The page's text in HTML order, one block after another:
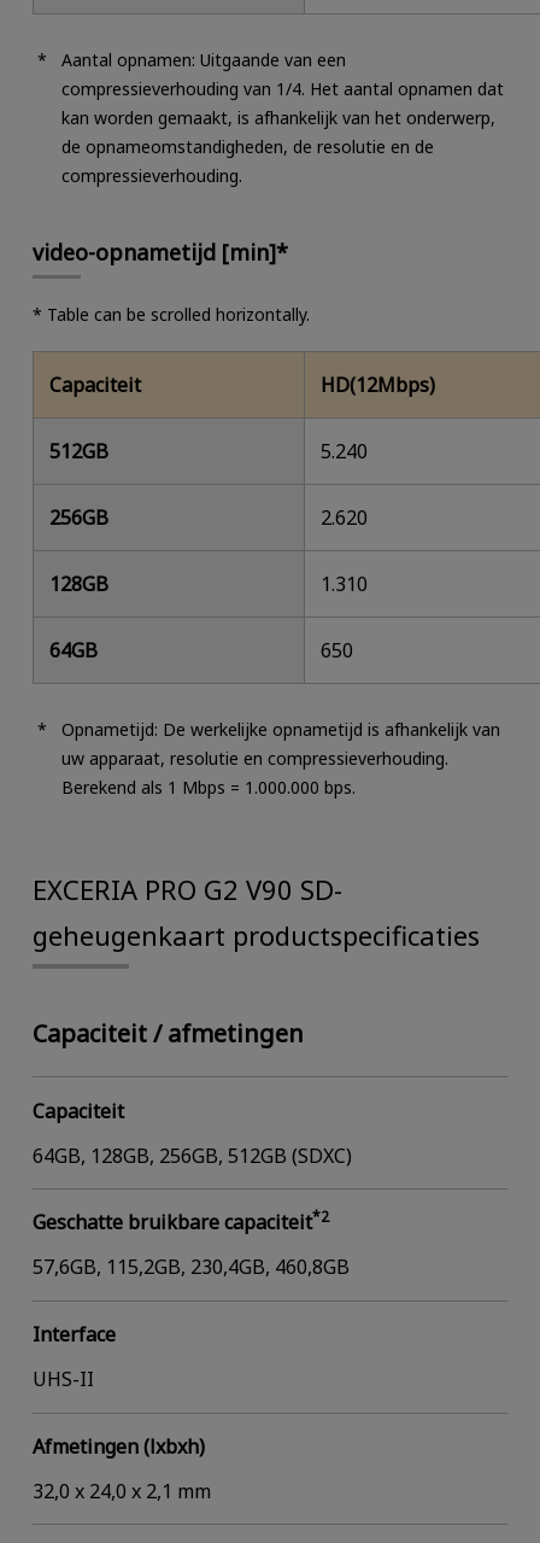
Aantal opnamen: Uitgaande van een
compressieverhouding van 1/4. Het aantal opnamen dat
kan worden gemaakt, is afhankelijk van het onderwerp,
de opnameomstandigheden, de resolutie en de
compressieverhouding.
video-opnametijd [min]*
* Table can be scrolled horizontally.
Capaciteit HD(12Mbps)
512GB 5.240
256GB 2.620
128GB 1.310
64GB 650
Opnametijd: De werkelijke opnametijd is afhankelijk van
uw apparaat, resolutie en compressieverhouding.
Berekend als 1 Mbps = 1.000.000 bps.
EXCERIA PRO G2 V90 SD-
geheugenkaart productspecificaties
Capaciteit / afmetingen
Capaciteit
64GB, 128GB, 256GB, 512GB (SDXC)
Geschatte bruikbare capaciteit*2
57,6GB, 115,2GB, 230,4GB, 460,8GB
Interface
UHS-II
Afmetingen (lxbxh)
32,0 x 24,0 x 2,1 mm